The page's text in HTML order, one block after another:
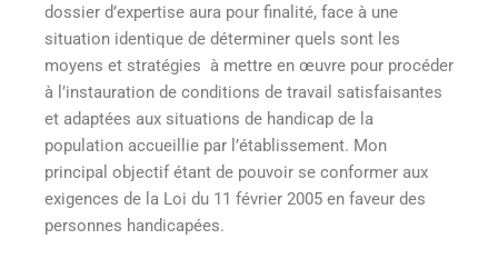
dossier d’expertise aura pour finalité, face à une
situation identique de déterminer quels sont les
moyens et stratégies à mettre en œuvre pour procéder
à l’instauration de conditions de travail satisfaisantes
et adaptées aux situations de handicap de la
population accueillie par l’établissement. Mon
principal objectif étant de pouvoir se conformer aux
exigences de la Loi du 11 février 2005 en faveur des
personnes handicapées.